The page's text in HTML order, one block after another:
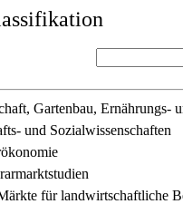
Gartenbau, Ernährungs-
und Sozialwissenschaften
für landwirtschaftliche